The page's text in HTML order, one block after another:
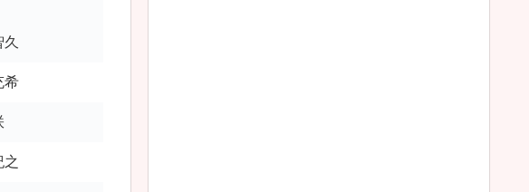
希
之